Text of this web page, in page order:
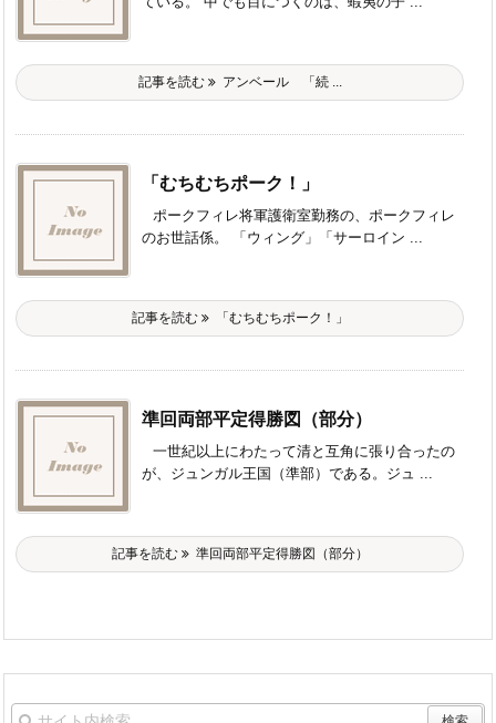
記事を読む アンベール 「続 ...
「むちむちポーク！」
ポークフィレ将軍護衛室勤務の、ポークフィレ
のお世話係。 「ウィング」「サーロイン ...
記事を読む 「むちむちポーク！」
準回両部平定得勝図（部分）
一世紀以上にわたって清と互角に張り合ったの
が、ジュンガル王国（準部）である。ジュ ...
記事を読む 準回両部平定得勝図（部分）